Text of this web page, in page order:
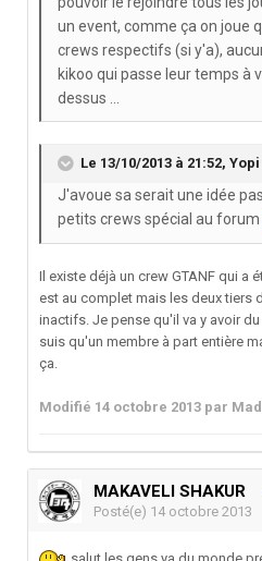
un event, comme ça on joue
crews respectifs (si y'a),
kikoo qui passe leur temps à
dessus ...
Le 13/10/2013 à 21:52,
J'avoue sa serait une idée
petits crews spécial au forum
Il existe déjà un crew GTANF qui a
est au complet mais les deux tiers
inactifs. Je pense qu'il va y avoir
suis qu'un membre à part entière
ça.
Modifié 14 octobre 2013 par
MAKAVELI SHAKUR
Posté(e) 14 octobre 2013